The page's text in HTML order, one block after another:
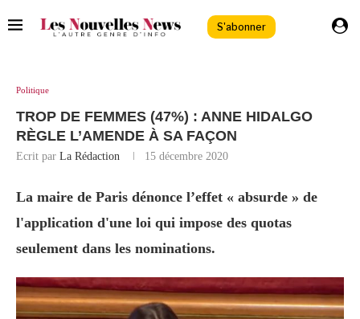
S'abonner
Politique
TROP DE FEMMES (47%) : ANNE HIDALGO
RÈGLE L’AMENDE À SA FAÇON
Ecrit par La Rédaction 15 décembre 2020
La maire de Paris dénonce l’effet « absurde » de
l'application d'une loi qui impose des quotas
seulement dans les nominations.